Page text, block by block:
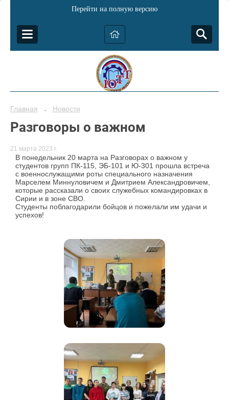
Перейти на полную версию
Главная → Новости
Разговоры о важном
21 марта 2023 г.
В понедельник 20 марта на Разговорах о важном у
студентов групп ПК-115, ЭБ-101 и Ю-301 прошла встреча
с военнослужащими роты специального назначения
Марселем Миннуловичем и Дмитрием Александровичем,
которые рассказали о своих служебных командировках в
Сирии и в зоне СВО.
Студенты поблагодарили бойцов и пожелали им удачи и
успехов!